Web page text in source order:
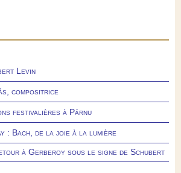
Levin
compositrice
festivalières à Pärnu
: Bach, de la joie à la lumière
à Gerberoy sous le signe de Schubert